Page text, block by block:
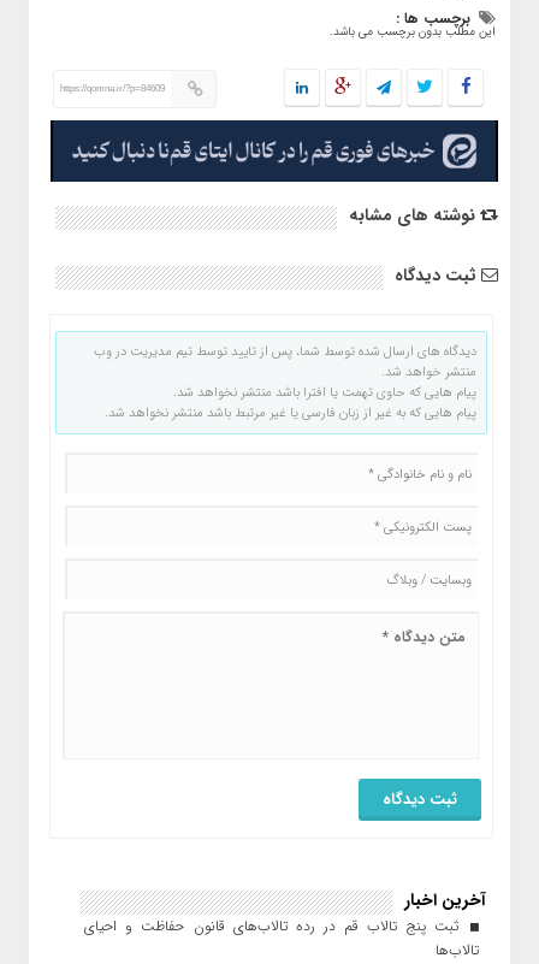
برچسب ها :
این مطلب بدون برچسب می باشد.
https://qomna.ir/?p=84609
نوشته های مشابه
ثبت دیدگاه
دیدگاه های ارسال شده توسط شما، پس از تایید توسط تیم مدیریت در وب
منتشر خواهد شد.
پیام هایی که حاوی تهمت یا افترا باشد منتشر نخواهد شد.
پیام هایی که به غیر از زبان فارسی یا غیر مرتبط باشد منتشر نخواهد شد.
آخرین اخبار
ثبت پنج تالاب قم در رده تالاب‌های قانون حفاظت و احیای
تالاب‌ها